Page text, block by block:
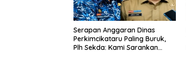
Serapan Anggaran Dinas
Perkimcikataru Paling Buruk,
Plh Sekda: Kami Sarankan